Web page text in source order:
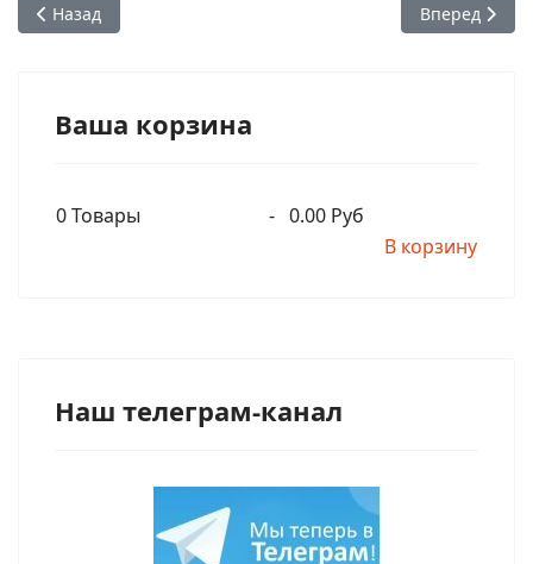
Предыдущий: Бхакти Вигьяны Госвами - 4 уровня дружбы
Назад Следующий:
Вперед
Ваша корзина
0Товары - 0.00 Руб
В корзину
Наш телеграм-канал